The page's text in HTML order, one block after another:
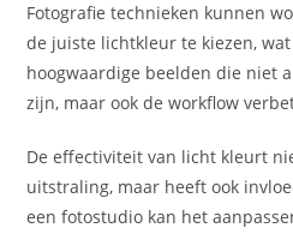
Fotografie technieken kunnen
de juiste lichtkleur te kiezen,
hoogwaardige beelden die niet
zijn, maar ook de workflow
De effectiviteit van licht kleurt
uitstraling, maar heeft ook
een fotostudio kan het